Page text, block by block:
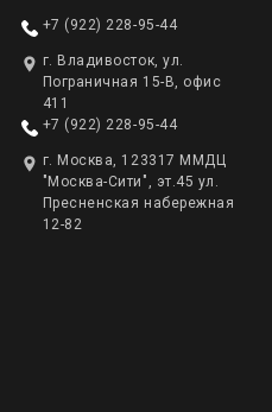
+7 (922) 228-95-44
г. Владивосток, ул.
Пограничная 15-В, офис
411
+7 (922) 228-95-44
г. Москва, 123317 ММДЦ
"Москва-Сити", эт.45 ул.
Пресненская набережная
12-82